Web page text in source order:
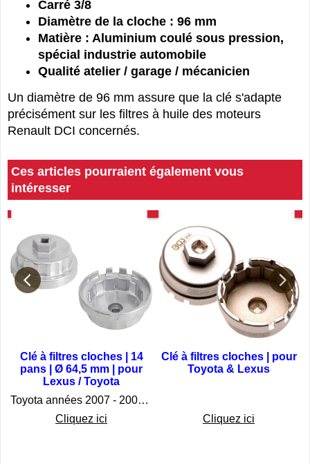
Empreinte : 18 pans
Carré 3/8
Diamètre de la cloche : 96 mm
Matière : Aluminium coulé sous pression,
spécial industrie automobile
Qualité atelier / garage / mécanicien
Un diamètre de 96 mm assure que la clé s'adapte
précisément sur les filtres à huile des moteurs
Ces articles pourraient également vous
intéresser
Clé à filtres cloches | 14
pans | Ø 64,5 mm | pour
Lexus / Toyota
€18.75
Spécial Toyota
Clé à filtres cloches | pour
€16.75